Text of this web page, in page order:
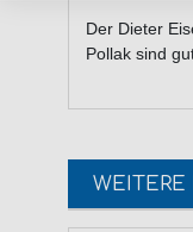
Der Dieter
Pollak sind
WEITERE